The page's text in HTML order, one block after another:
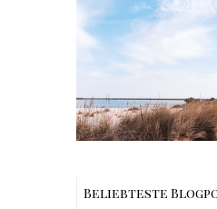
Reisen -
Beliebteste